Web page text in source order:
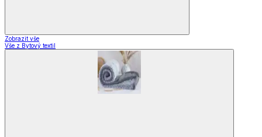
Zobrazit vše
Vše z Bytový textil